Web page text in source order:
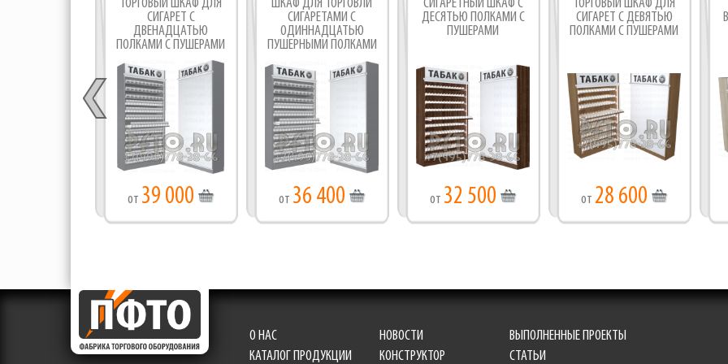
ТОРГОВЫЙ ШКАФ ДЛЯ
СИГАРЕТ С
ДВЕНАДЦАТЬЮ
ПОЛКАМИ С ПУШЕРАМИ
от 39 000
ШКАФ ДЛЯ ТОРГОВЛИ
СИГАРЕТАМИ С
ОДИННАДЦАТЬЮ
ПУШЕРНЫМИ ПОЛКАМИ
от 36 400
СИГАРЕТНЫЙ ШКАФ С
ДЕСЯТЬЮ ПОЛКАМИ С
ПУШЕРАМИ
от 32 500
ТОРГОВЫЙ ШКАФ ДЛЯ
СИГАРЕТ С ДЕВЯТЬЮ
ПОЛКАМИ С ПУШЕРАМИ
от 28 600
О НАС НОВОСТИ
ВЫПОЛНЕННЫЕ ПРОЕКТЫ
КАТАЛОГ ПРОДУКЦИИ
КОНСТРУКТОР СТАТЬИ